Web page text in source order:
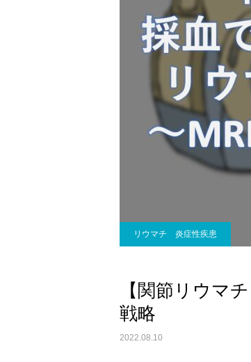
傷口の処置につい
りやすい解説
リウマチ 炎症性疾患
【関節リウマ
戦略
2022.08.10